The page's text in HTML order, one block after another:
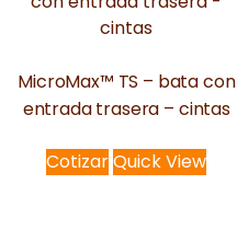
MicroMax™ TS – bata con
entrada trasera – cintas
CotizarQuick View